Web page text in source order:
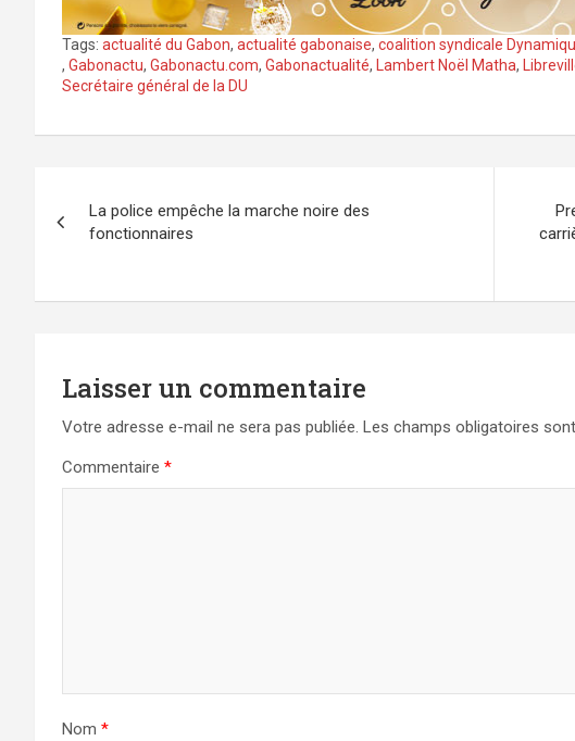
Tags: actualité du Gabon, actualité gabonaise, coalition syndicale
, Gabonactu, Gabonactu.com, Gabonactualité, Lambert Noël Matha,
Secrétaire général de la DU
de
La police empêche la marche noire des
fonctionnaires
Laisser un commentaire
Votre adresse e-mail ne sera pas publiée. Les champs obligatoires
Commentaire *
Nom *